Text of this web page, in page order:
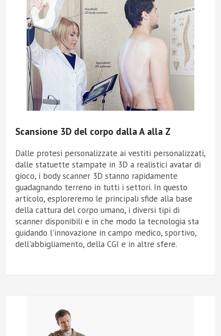
Scansione 3D del corpo dalla A alla Z
Dalle protesi personalizzate ai vestiti personalizzati,
dalle statuette stampate in 3D a realistici avatar di
gioco, i body scanner 3D stanno rapidamente
guadagnando terreno in tutti i settori. In questo
articolo, esploreremo le principali sfide alla base
della cattura del corpo umano, i diversi tipi di
scanner disponibili e in che modo la tecnologia sta
guidando l'innovazione in campo medico, sportivo,
dell'abbigliamento, della CGI e in altre sfere.